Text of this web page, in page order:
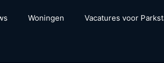
Woningen Vacatures voor